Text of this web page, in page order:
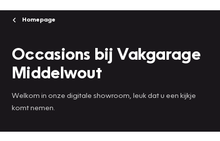
Homepage
Occasions bij Vakgarage
Middelwout
Welkom in onze digitale showroom, leuk dat u een kijkje
komt nemen.